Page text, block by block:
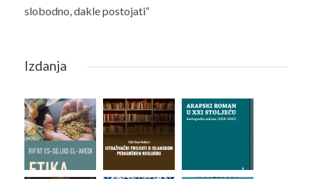
slobodno, dakle postojati“
Izdanja